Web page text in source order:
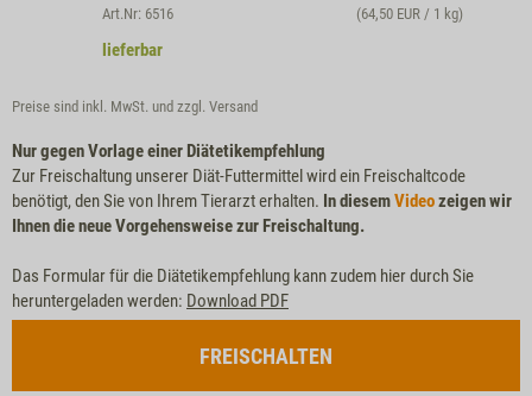
Art.Nr: 6516 (64,50 EUR / 1 kg)
lieferbar
Preise sind inkl. MwSt. und zzgl. Versand
Nur gegen Vorlage einer Diätetikempfehlung
Zur Freischaltung unserer Diät-Futtermittel wird ein Freischaltcode
benötigt, den Sie von Ihrem Tierarzt erhalten. In diesemVideozeigen wir
Ihnen die neue Vorgehensweise zur Freischaltung.
Das Formular für die Diätetikempfehlung kann zudem hier durch Sie
heruntergeladen werden: Download PDF
FREISCHALTEN